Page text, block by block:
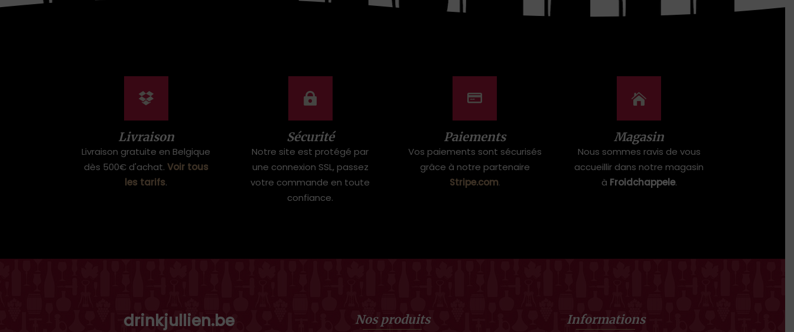
Livraison
Livraison gratuite en Belgique
dès 500€ d'achat. Voir tous
les tarifs.
Sécurité
Notre site est protégé par
une connexion SSL, passez
votre commande en toute
confiance.
Paiements
Vos paiements sont sécurisés
grâce à notre partenaire
Stripe.com.
Magasin
Nous sommes ravis de vous
accueillir dans notre magasin
à Froidchappele.
drinkjullien.be Nos produits Informations